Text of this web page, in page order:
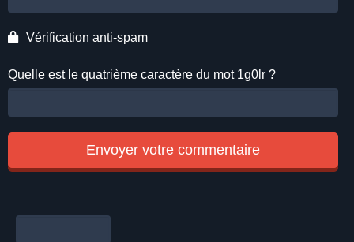
Vérification anti-spam
Quelle est le quatrième caractère du mot 1g0lr ?